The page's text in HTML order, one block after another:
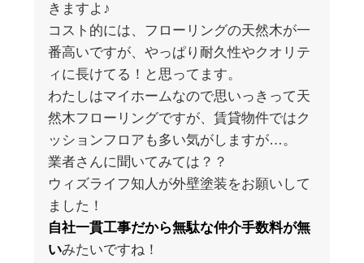
きますよ♪
コスト的には、フローリングの天然木が一
番高いですが、やっぱり耐久性やクオリテ
ィに長けてる！と思ってます。
わたしはマイホームなので思いっきって天
然木フローリングですが、賃貸物件ではク
ッションフロアも多い気がしますが…。
業者さんに聞いてみては？？
ウィズライフ知人が外壁塗装をお願いして
ました！
自社一貫工事だから無駄な仲介手数料が無
いみたいですね！